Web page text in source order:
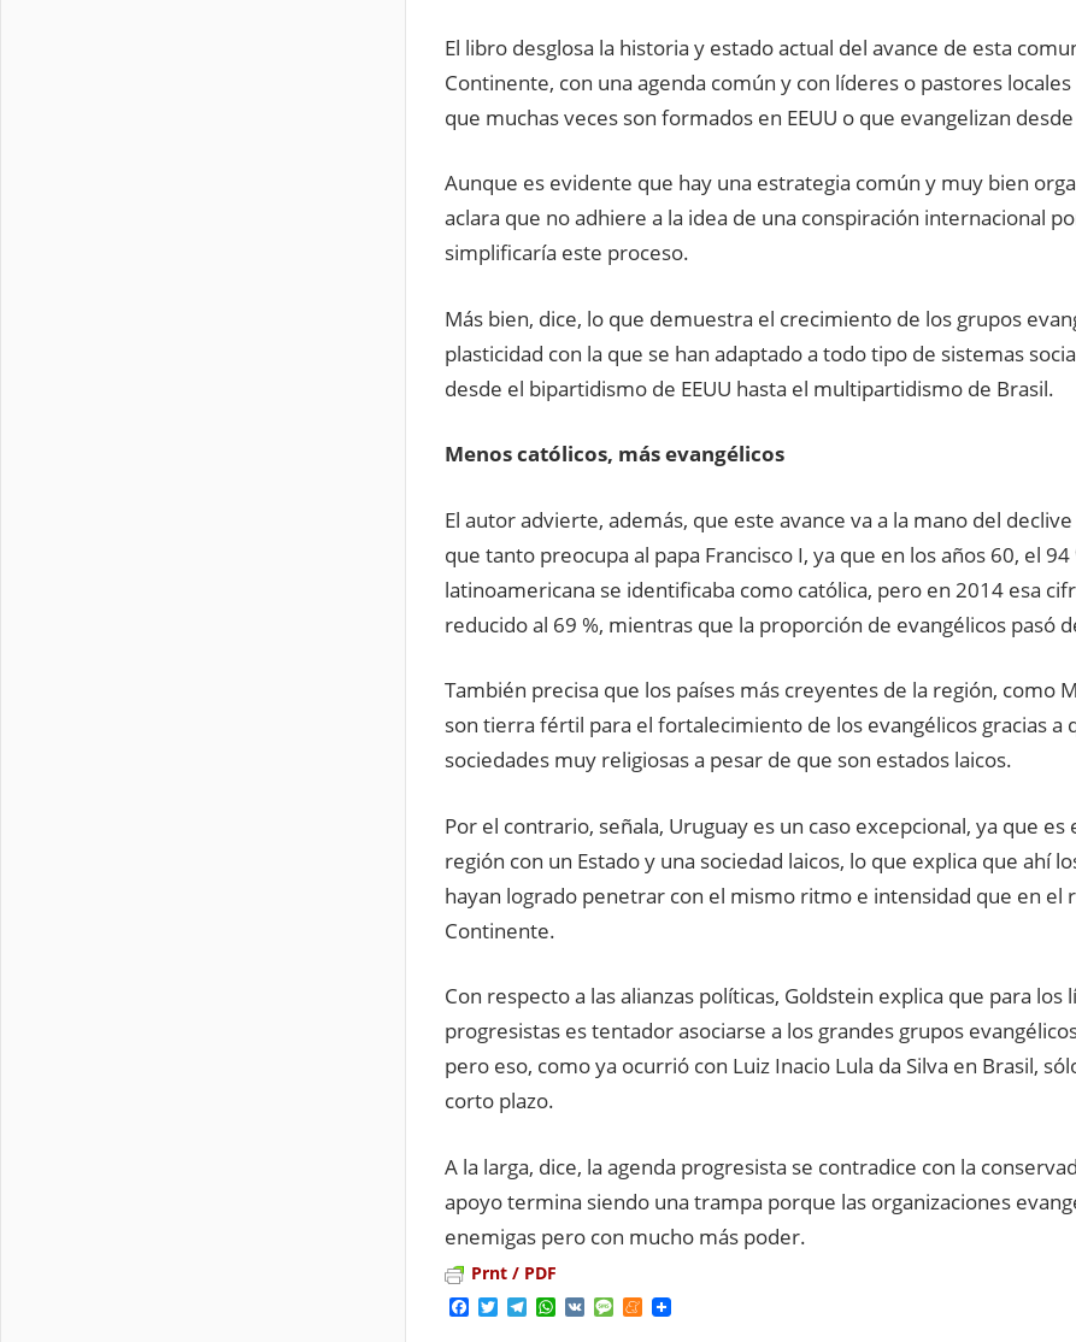
El libro desglosa la historia y estado actual del avance de esta
Continente, con una agenda común y con líderes o pastores
que muchas veces son formados en EEUU o que evangelizan
Aunque es evidente que hay una estrategia común y muy bien
aclara que no adhiere a la idea de una conspiración internacional
simplificaría este proceso.
Más bien, dice, lo que demuestra el crecimiento de los grupos
plasticidad con la que se han adaptado a todo tipo de sistemas
desde el bipartidismo de EEUU hasta el multipartidismo de Brasil.
Menos católicos, más evangélicos
El autor advierte, además, que este avance va a la mano del
que tanto preocupa al papa Francisco I, ya que en los años 60, el
latinoamericana se identificaba como católica, pero en 2014 esa
reducido al 69 %, mientras que la proporción de evangélicos pasó
También precisa que los países más creyentes de la región, como
son tierra fértil para el fortalecimiento de los evangélicos gracias a
sociedades muy religiosas a pesar de que son estados laicos.
Por el contrario, señala, Uruguay es un caso excepcional, ya que es
región con un Estado y una sociedad laicos, lo que explica que ahí
hayan logrado penetrar con el mismo ritmo e intensidad que en el
Continente.
Con respecto a las alianzas políticas, Goldstein explica que para los
progresistas es tentador asociarse a los grandes grupos
pero eso, como ya ocurrió con Luiz Inacio Lula da Silva en Brasil,
corto plazo.
A la larga, dice, la agenda progresista se contradice con la
apoyo termina siendo una trampa porque las organizaciones
enemigas pero con mucho más poder.
Prnt / PDF
Facebook
TwitterTelegram
WhatsApp
VK MessageMeneame